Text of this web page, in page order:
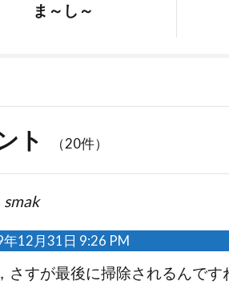
ま～し～
ト （20件）
smak
12月31日 9:26 PM
さすが最後に掃除されるんです